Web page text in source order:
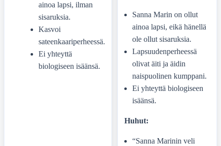
ainoa lapsi, ilman
sisaruksia.
Kasvoi
sateenkaariperheessä.
Ei yhteyttä
biologiseen isäänsä.
Sanna Marin on ollut
ainoa lapsi, eikä hänellä
ole ollut sisaruksia.
Lapsuudenperheessä
olivat äiti ja äidin
naispuolinen kumppani.
Ei yhteyttä biologiseen
isäänsä.
Huhut:
“Sanna Marinin veli